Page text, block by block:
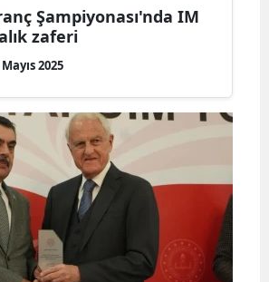
Şampiyonası'nda IM
zaferi
Mayıs 2025